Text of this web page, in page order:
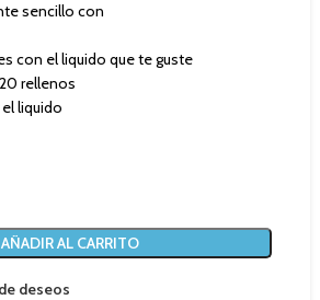
sencillo con
con el liquido que te guste
rellenos
liquido
AÑADIR AL CARRITO
deseos